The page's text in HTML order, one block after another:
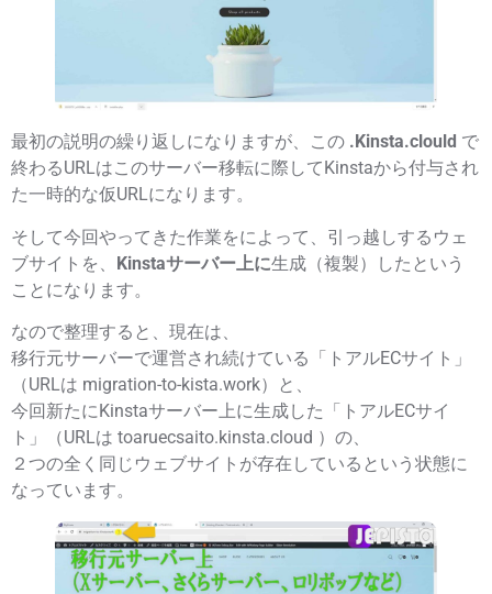
最初の説明の繰り返しになりますが、この .Kinsta.clould で
終わるURLはこのサーバー移転に際してKinstaから付与され
た一時的な仮URLになります。
そして今回やってきた作業をによって、 引っ越しするウェ
ブサイトを、 Kinstaサーバー上に生成（複製）した という
ことになります。
なので整理すると、現在は、
移行元サーバーで運営され続けている「トアルECサイト」
（URLは migration-to-kista.work）
と、
今回新たにKinstaサーバー上に生成した「トアルECサイ
ト」（URLは toaruecsaito.kinsta.cloud ） の、
２つの全く同じウェブサイトが存在している という状態に
なっています。